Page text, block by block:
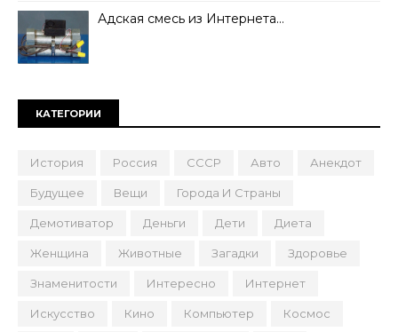
Адская смесь из Интернета…
КАТЕГОРИИ
История Россия СССР Авто Анекдот
Будущее Вещи Города И Страны
Демотиватор Деньги Дети Диета
Женщина Животные Загадки Здоровье
Знаменитости Интересно Интернет
Искусство Кино Компьютер Космос